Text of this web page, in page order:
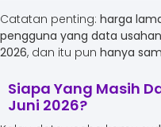
Catatan penting: harga
pengguna yang data
2026, dan itu pun hanya
Siapa Yang Masih
Juni 2026?